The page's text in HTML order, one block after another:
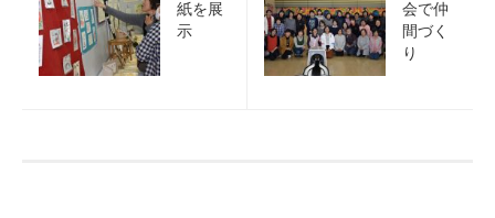
紙を展
示
会で仲
間づく
り